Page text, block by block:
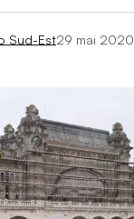
Sud-Est29 mai 2020